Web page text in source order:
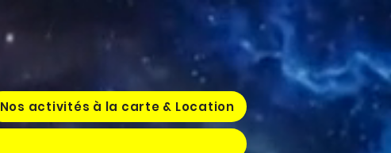
Nos activités à la carte & Location